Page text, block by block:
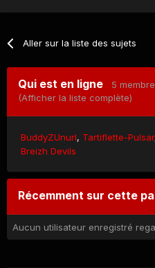
Aller sur la liste des sujets
Qui est en ligne 5
(Afficher la liste complète)
BuddyZUnurl Tartiflette-Pulsar
Breizh Devils
Récemment sur cette
Aucun utilisateur enregistré